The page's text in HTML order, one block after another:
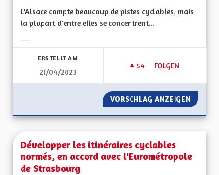
L'Alsace compte beaucoup de pistes cyclables, mais
la plupart d'entre elles se concentrent...
ERSTELLT AM
21/04/2023
54 54 FOLLOWER
FOLGEN
RENDRE LES
VORSCHLAG ANZEIGEN
Développer les itinéraires cyclables
normés, en accord avec l'Eurométropole
de Strasbourg